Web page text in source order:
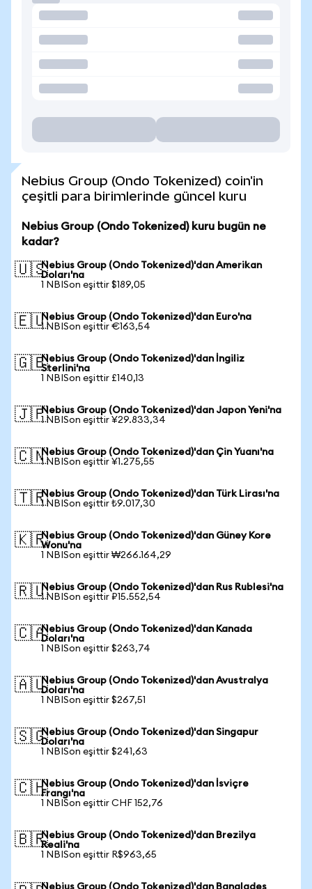
Nebius Group (Ondo Tokenized) coin'in
çeşitli para birimlerinde güncel kuru
Nebius Group (Ondo Tokenized) kuru bugün ne
kadar?
🇺🇸Nebius Group (Ondo Tokenized)'dan Amerikan
Doları'na
1 NBISon eşittir $189,05
🇪🇺Nebius Group (Ondo Tokenized)'dan Euro'na
1 NBISon eşittir €163,54
🇬🇧Nebius Group (Ondo Tokenized)'dan İngiliz
Sterlini'na
1 NBISon eşittir £140,13
🇯🇵Nebius Group (Ondo Tokenized)'dan Japon Yeni'na
1 NBISon eşittir ¥29.833,34
🇨🇳Nebius Group (Ondo Tokenized)'dan Çin Yuanı'na
1 NBISon eşittir ¥1.275,55
🇹🇷Nebius Group (Ondo Tokenized)'dan Türk Lirası'na
1 NBISon eşittir ₺9.017,30
🇰🇷Nebius Group (Ondo Tokenized)'dan Güney Kore
Wonu'na
1 NBISon eşittir ₩266.164,29
🇷🇺Nebius Group (Ondo Tokenized)'dan Rus Rublesi'na
1 NBISon eşittir ₽15.552,54
🇨🇦Nebius Group (Ondo Tokenized)'dan Kanada
Doları'na
1 NBISon eşittir $263,74
🇦🇺Nebius Group (Ondo Tokenized)'dan Avustralya
Doları'na
1 NBISon eşittir $267,51
🇸🇬Nebius Group (Ondo Tokenized)'dan Singapur
Doları'na
1 NBISon eşittir $241,63
🇨🇭Nebius Group (Ondo Tokenized)'dan İsviçre
Frangı'na
1 NBISon eşittir CHF 152,76
🇧🇷Nebius Group (Ondo Tokenized)'dan Brezilya
Reali'na
1 NBISon eşittir R$963,65
Nebius Group (Ondo Tokenized)'dan Bangladeş